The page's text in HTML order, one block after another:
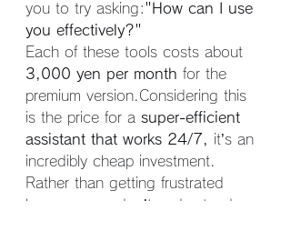
you to try asking:"How can I use
you effectively?"
Each of these tools costs about
3,000 yen per month for the
premium version.Considering this
is the price for a super-efficient
assistant that works 24/7,
it’s an
incredibly cheap investment.
Rather than getting frustrated
because you don’t understand